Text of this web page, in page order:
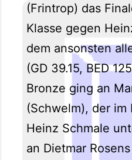
(Frintrop) das
Klasse gegen
dem ansonsten
(GD 39.15, BED
Bronze ging an
(Schwelm), der
Heinz Schmale
an Dietmar